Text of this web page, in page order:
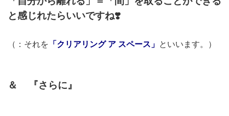
と感じれたらいいですね❣️
（：それを 「クリアリング ア スペース」 といいます。）
＆ 『さらに』